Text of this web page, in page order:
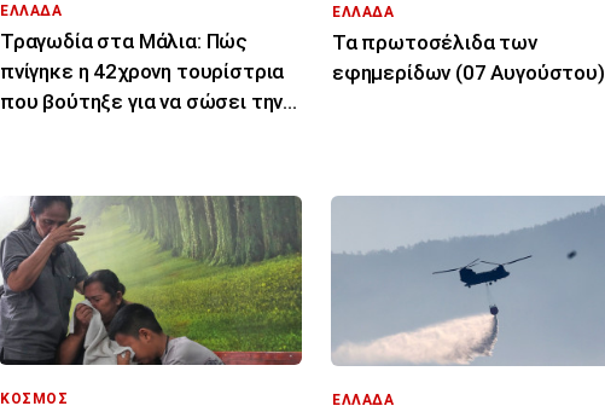
ΕΛΛΑΔΑ
Τραγωδία στα Μάλια: Πώς
πνίγηκε η 42χρονη τουρίστρια
που βούτηξε για να σώσει την
ΕΛΛΑΔΑ
Τα πρωτοσέλιδα των
εφημερίδων (07 Αυγούστου)
ΚΟΣΜΟΣ ΕΛΛΑΔΑ